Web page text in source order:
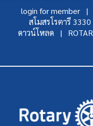
login for member |
สโมสรโรตารี
ดาวน์โหลด |